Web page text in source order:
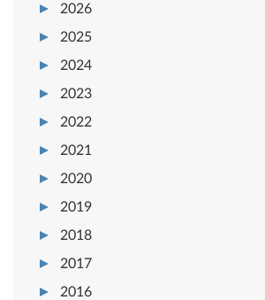
2026
2025
2024
2023
2022
2021
2020
2019
2018
2017
2016